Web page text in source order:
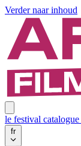
Verder naar inhoud
le festival catalogue
fr